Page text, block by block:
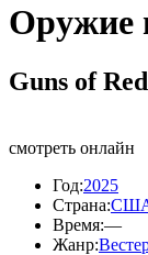
Оружие
Guns of
смотреть онлайн
Год:2025
Страна:
Время:—
Жанр: